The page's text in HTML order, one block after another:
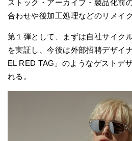
ストック・アーカイブ・製品化前
合わせや後加工処理などのリメイ
第１弾として、まずは自社サイク
を実証し、今後は外部招聘デザイ
EL RED TAG」のようなゲストデ
れる。